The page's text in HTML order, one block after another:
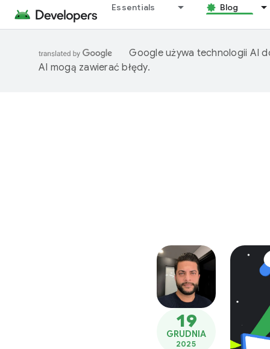
Essentials Blog
Google używa technologii AI
AI mogą zawierać błędy.
19
GRUDNIA
2025